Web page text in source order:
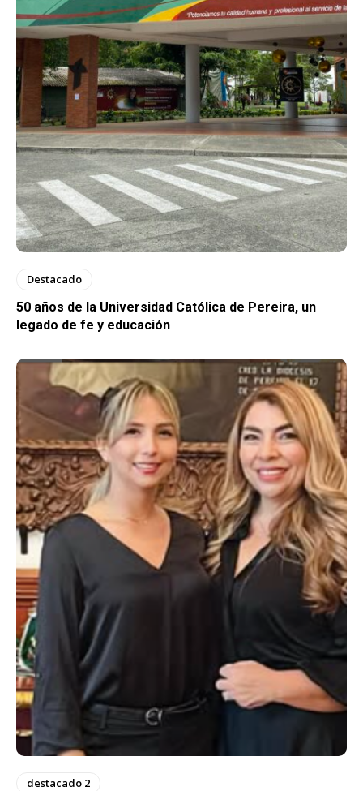
Destacado
50 años de la Universidad Católica de Pereira, un
legado de fe y educación
destacado 2